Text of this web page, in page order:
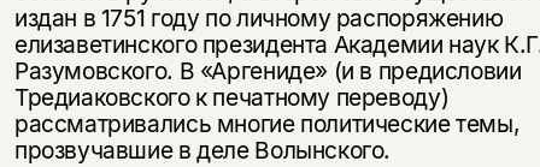
издан в 1751 году по личному распоряжению
елизаветинского президента Академии наук
Разумовского. В «Аргениде» (и в предисловии
Тредиаковского к печатному переводу)
рассматривались многие политические темы,
прозвучавшие в деле Волынского.